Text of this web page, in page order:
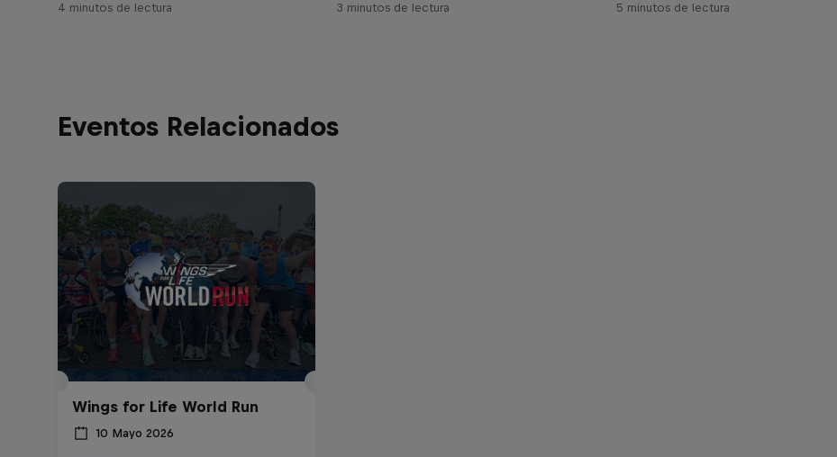
4 minutos de lectura 3 minutos de lectura 5 minutos de lectura
Eventos Relacionados
Wings for Life World Run
10 Mayo 2026